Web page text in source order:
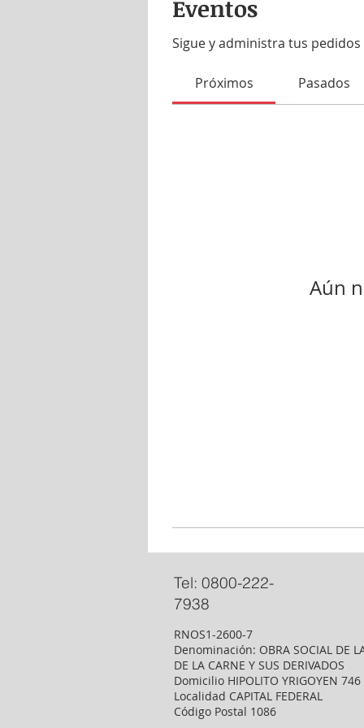
Eventos
Sigue y administra tus pedidos
Próximos Pasados
Aún
RNOS1-2600-7
Denominación: OBRA SOCIAL DE
DE LA CARNE Y SUS DERIVADOS
Domicilio HIPOLITO YRIGOYEN 746
Localidad CAPITAL FEDERAL
Código Postal 1086
Tel: 0800-222-
7938